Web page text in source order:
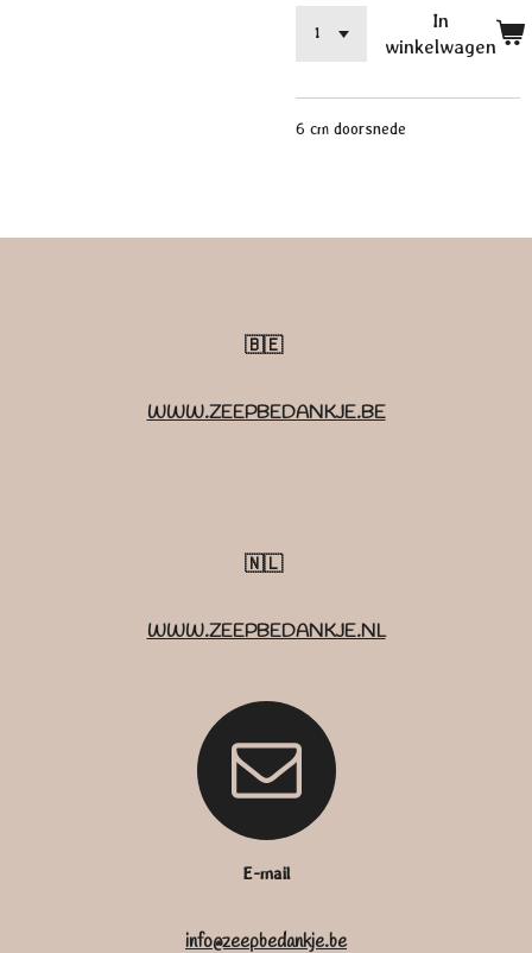
In
winkelwagen
6 cm doorsnede
🇧🇪
WWW.ZEEPBEDANKJE.BE
🇳🇱
WWW.ZEEPBEDANKJE.NL
E-mail
info@zeepbedankje.be